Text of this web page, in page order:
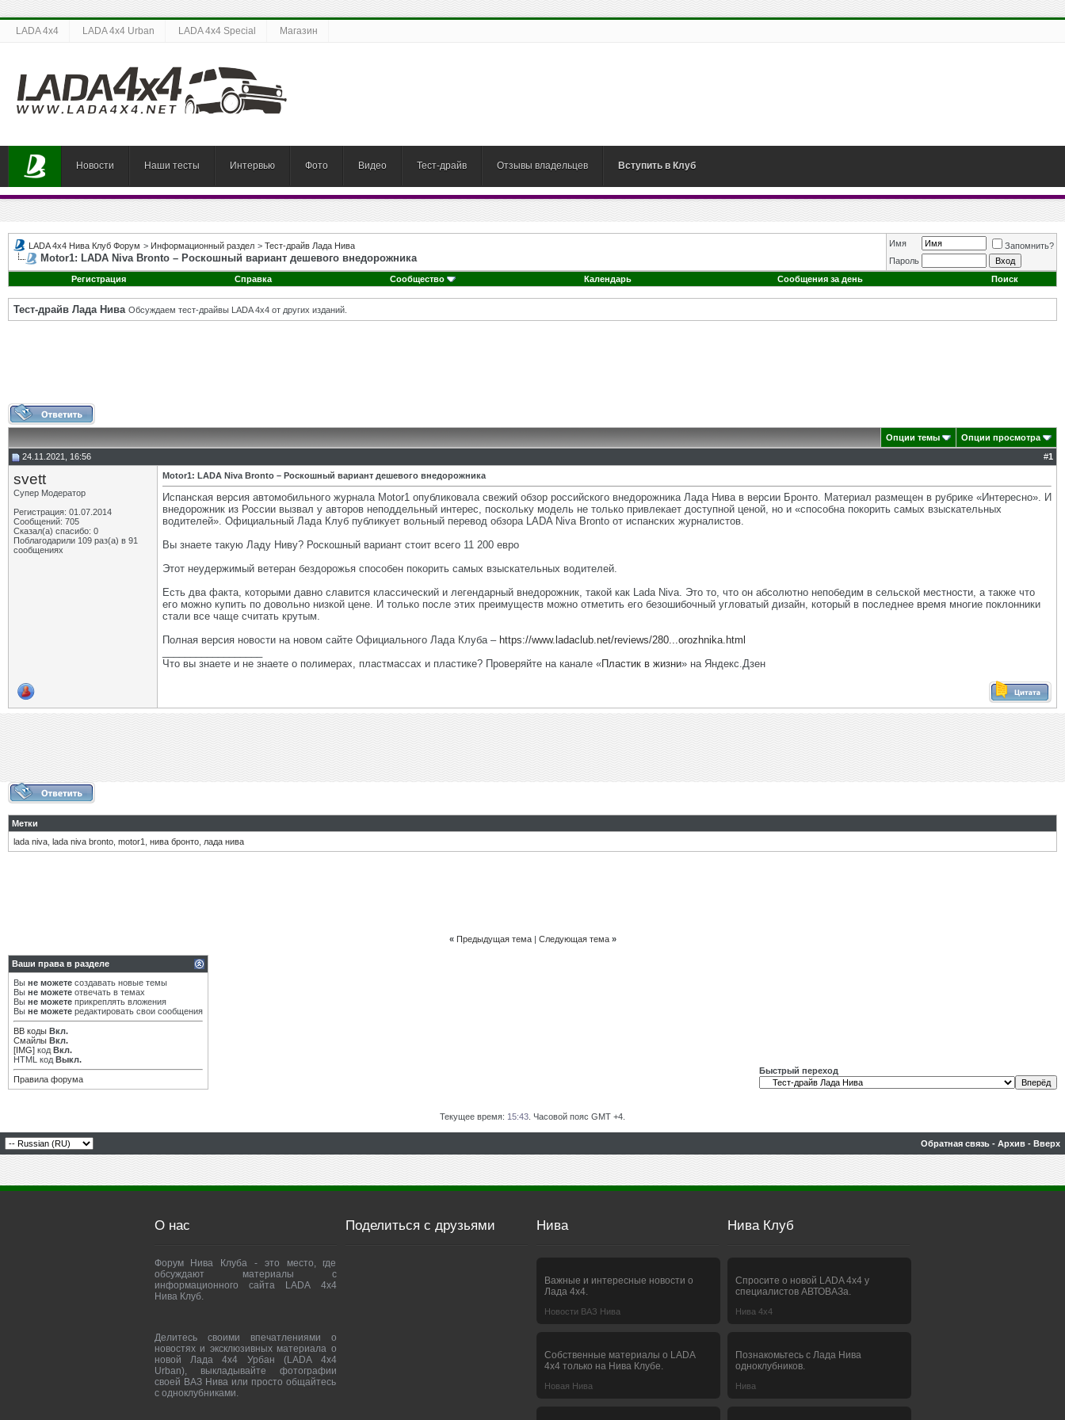
LADA 4x4 LADA 4x4 Urban LADA 4x4 Special Магазин
Новости Наши тесты Интервью Фото Видео Тест-драйв Отзывы владельцев Вступить в Клуб
LADA 4x4 Нива Клуб Форум > Информационный раздел > Тест-драйв Лада Нива
Motor1: LADA Niva Bronto – Роскошный вариант дешевого внедорожника
Имя
Запомнить?
Пароль
Регистрация
Справка Сообщество Календарь Сообщения за день Поиск
Тест-драйв Лада Нива Обсуждаем тест-драйвы LADA 4x4 от других изданий.
Опции темы
Опции просмотра
24.11.2021, 16:56
#1
svett
Супер Модератор
Регистрация: 01.07.2014
Сообщений: 705
Сказал(а) спасибо: 0
Поблагодарили 109 раз(а) в 91
сообщениях
Motor1: LADA Niva Bronto – Роскошный вариант дешевого внедорожника
Испанская версия автомобильного журнала Motor1 опубликовала свежий обзор российского внедорожника Лада Нива в версии Бронто. Материал размещен в рубрике «Интересно». И
внедорожник из России вызвал у авторов неподдельный интерес, поскольку модель не только привлекает доступной ценой, но и «способна покорить самых взыскательных
водителей». Официальный Лада Клуб публикует вольный перевод обзора LADA Niva Bronto от испанских журналистов.
Вы знаете такую Ладу Ниву? Роскошный вариант стоит всего 11 200 евро
Этот неудержимый ветеран бездорожья способен покорить самых взыскательных водителей.
Есть два факта, которыми давно славится классический и легендарный внедорожник, такой как Lada Niva. Это то, что он абсолютно непобедим в сельской местности, а также что
его можно купить по довольно низкой цене. И только после этих преимуществ можно отметить его безошибочный угловатый дизайн, который в последнее время многие поклонники
стали все чаще считать крутым.
Полная версия новости на новом сайте Официального Лада Клуба – https://www.ladaclub.net/reviews/280...orozhnika.html
Что вы знаете и не знаете о полимерах, пластмассах и пластике? Проверяйте на канале «Пластик в жизни» на Яндекс.Дзен
Метки
lada niva lada niva bronto motor1 нива бронто лада нива
« Предыдущая тема| Следующая тема »
Ваши права в разделе
Вы не можете создавать новые темы
Вы не можете отвечать в темах
Вы не можете прикреплять вложения
Вы не можете редактировать свои сообщения
BB коды Вкл.
Смайлы Вкл.
[IMG] код Вкл.
HTML код Выкл.
Правила форума
Быстрый переход
Текущее время: 15:43 . Часовой пояс GMT +4.
Обратная связь - Архив - Вверх
О нас
Форум Нива Клуба - это место, где
обсуждают материалы с
информационного сайта LADA 4x4
Нива Клуб.
Делитесь своими впечатлениями о
новостях и эксклюзивных материала о
новой Лада 4х4 Урбан (LADA 4x4
Urban), выкладывайте фотографии
своей ВАЗ Нива или просто общайтесь
с одноклубниками.
Поделиться с друзьями Нива
Важные и интересные новости о
Лада 4х4.
Новости ВАЗ Нива
Собственные материалы о LADA
4x4 только на Нива Клубе.
Новая Нива
Нива Клуб
Спросите о новой LADA 4x4 у
специалистов АВТОВАЗа.
Нива 4х4
Познакомьтесь с Лада Нива
одноклубников.
Нива